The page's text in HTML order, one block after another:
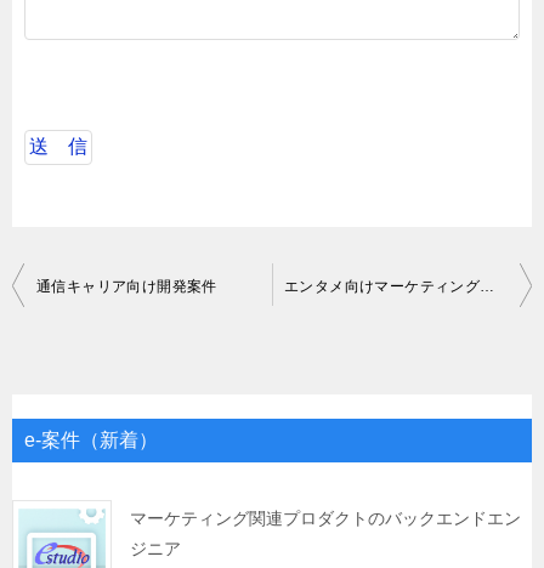
投
ゲ
シ
ョ
通信キャリア向け開発案件 エンタメ向けマーケティングWebサービスの法人営業サポート/アシスタント/運用
e-案件（新着）
マーケティング関連プロダクトのバックエンドエン
ジニア